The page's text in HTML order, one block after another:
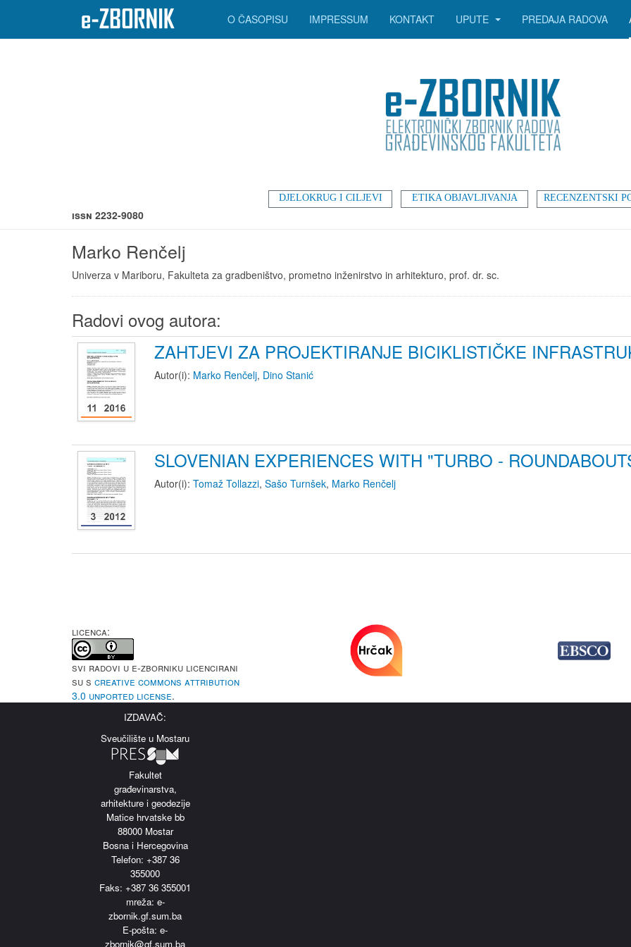
DJELOKRUG I CILJEVI ETIKA OBJAVLJIVANJA RECENZENTSKI
O ČASOPISU IMPRESSUM KONTAKT UPUTE PREDAJA RADOVA
ISSN 2232-9080
Marko Renčelj
Univerza v Mariboru, Fakulteta za gradbeništvo, prometno inženirstvo in arhitekturo, prof. dr. sc.
Radovi ovog autora:
ZAHTJEVI ZA PROJEKTIRANJE BICIKLISTIČKE
Autor(i): Marko Renčelj, Dino Stanić
SLOVENIAN EXPERIENCES WITH "TURBO -
Autor(i): Tomaž Tollazzi, Sašo Turnšek, Marko Renčelj
LICENCA:
Svi radovi u e-Zborniku licencirani
su s Creative Commons Attribution
3.0 Unported License.
IZDAVAČ:
Sveučilište u Mostaru
Fakultet
građevinarstva,
arhitekture i geodezije
Matice hrvatske bb
88000 Mostar
Bosna i Hercegovina
Telefon: +387 36
355000
Faks: +387 36 355001
mreža: e-
zbornik.gf.sum.ba
E-pošta: e-
zbornik@gf.sum.ba